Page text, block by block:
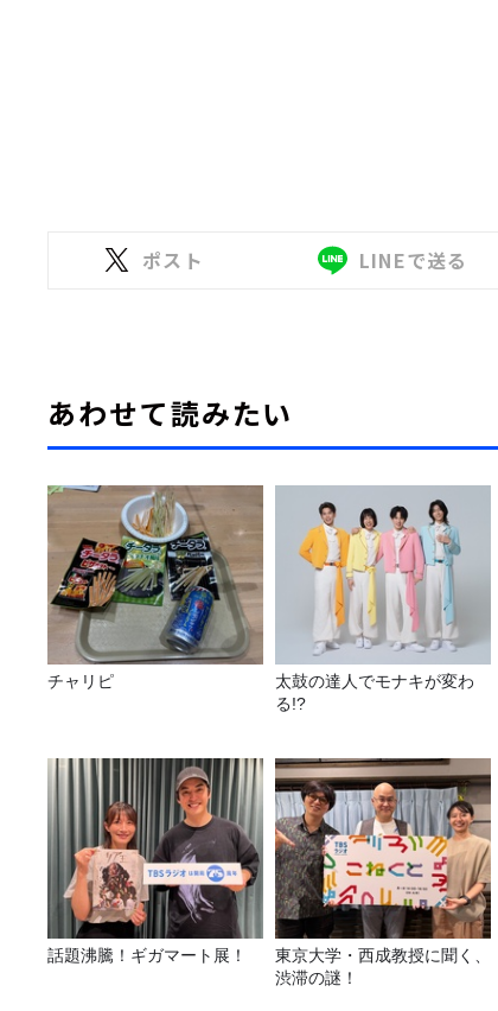
ポスト LINEで送る
あわせて読みたい
チャリピ
太鼓の達人でモナキが変わ
る!?
話題沸騰！ギガマート展！
東京大学・西成教授に聞く、
渋滞の謎！